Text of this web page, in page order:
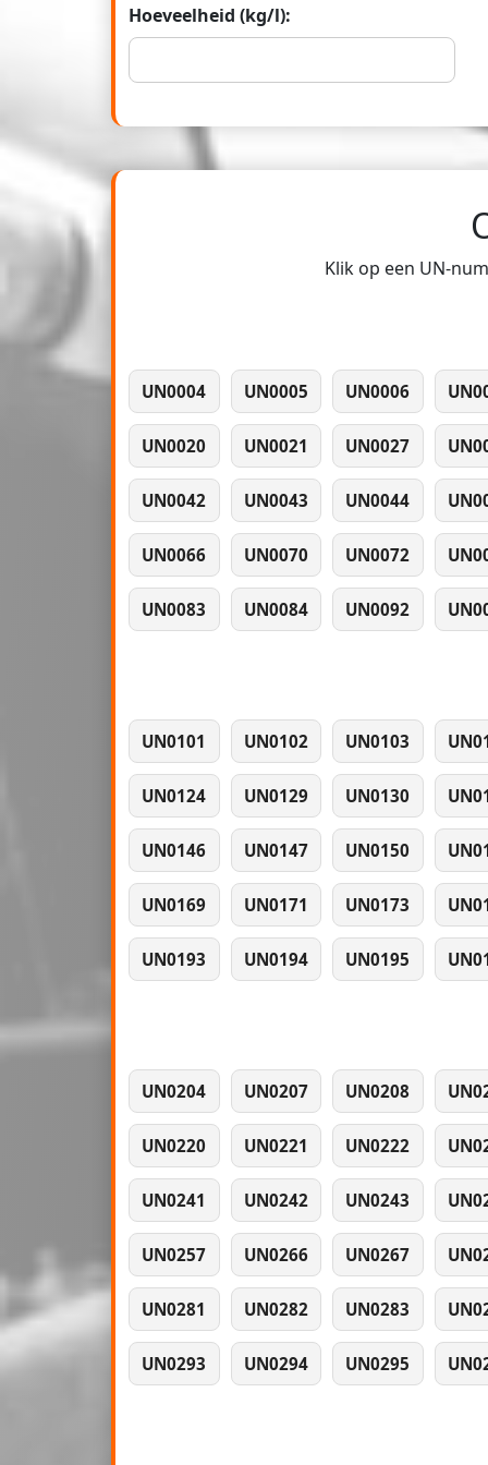
Hoeveelheid (kg/l):
Klik op een UN-
UN0004 UN0005 UN0006
UN0020 UN0021 UN0027
UN0042 UN0043 UN0044
UN0066 UN0070 UN0072
UN0083 UN0084 UN0092
UN0101 UN0102 UN0103
UN0124 UN0129 UN0130
UN0146 UN0147 UN0150
UN0169 UN0171 UN0173
UN0193 UN0194 UN0195
UN0204 UN0207 UN0208
UN0220 UN0221 UN0222
UN0241 UN0242 UN0243
UN0257 UN0266 UN0267
UN0281 UN0282 UN0283
UN0293 UN0294 UN0295